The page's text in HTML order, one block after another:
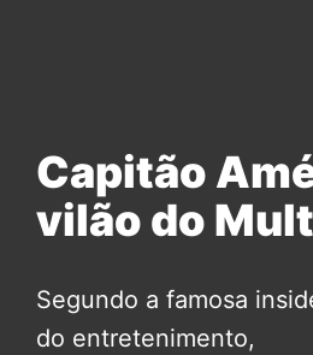
Capitão
vilão do
Segundo a famosa
do entretenimento,